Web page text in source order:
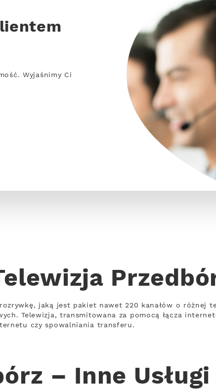
Wyjaśnimy Ci
jaką jest pakiet nawet 220 kanałów o różnej
Telewizja, transmitowana za pomocą łącza
czy spowalniania transferu.
– Inne Usługi